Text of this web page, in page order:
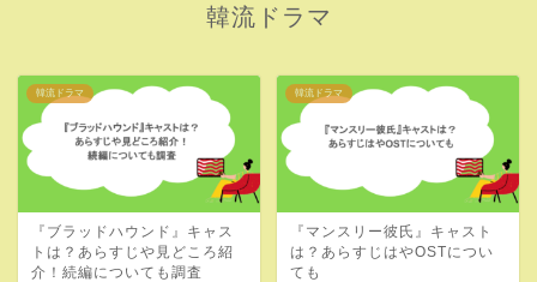
韓流ドラマ
韓流ドラマ
『ブラッドハウンド』キャス
トは？あらすじや見どころ紹
介！続編についても調査
韓流ドラマ
『マンスリー彼氏』キャスト
は？あらすじはやOSTについ
ても